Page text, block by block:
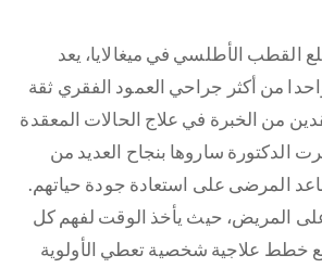
القطب الأطلسي في ميغالايا، يعد
من أكثر جراحي العمود الفقري ثقة
من الخبرة في علاج الحالات المعقدة
الدكتورة ساروها بنجاح العديد من
المرضى على استعادة جودة حياتهم.
المريض، حيث يأخذ الوقت لفهم كل
خطط علاجية شخصية تعطي الأولوية